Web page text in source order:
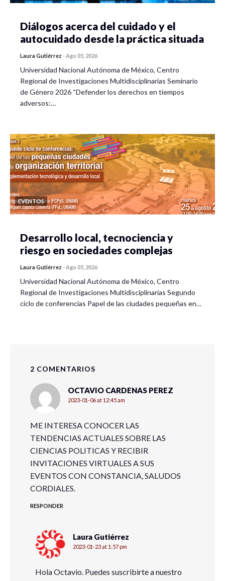
Diálogos acerca del cuidado y el
autocuidado desde la práctica situada
Laura Gutiérrez -Ago 05, 2026
Universidad Nacional Autónoma de México, Centro
Regional de Investigaciones Multidisciplinarias Seminario
de Género 2026 “Defender los derechos en tiempos
adversos:…
EVENTOS
Desarrollo local, tecnociencia y
riesgo en sociedades complejas
Laura Gutiérrez -Ago 05, 2026
Universidad Nacional Autónoma de México, Centro
Regional de Investigaciones Multidisciplinarias Segundo
ciclo de conferencias Papel de las ciudades pequeñas en…
2 COMENTARIOS
OCTAVIO CARDENAS PEREZ
2023-01-06 at 12:45 am
ME INTERESA CONOCER LAS
TENDENCIAS ACTUALES SOBRE LAS
CIENCIAS POLITICAS Y RECIBIR
INVITACIONES VIRTUALES A SUS
EVENTOS CON CONSTANCIA, SALUDOS
CORDIALES.
RESPONDER
Laura Gutiérrez
2023-01-23 at 1:57 pm
Hola Octavio. Puedes suscribirte a nuestro